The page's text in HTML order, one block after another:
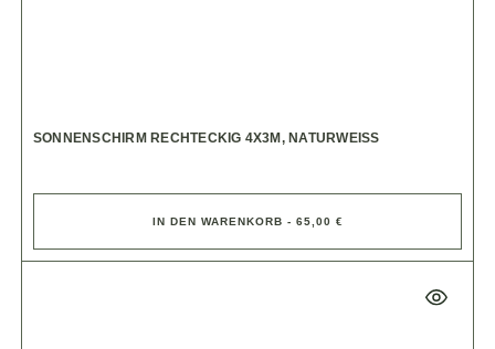
SONNENSCHIRM RECHTECKIG 4X3M, NATURWEISS
IN DEN WARENKORB - 65,00 €